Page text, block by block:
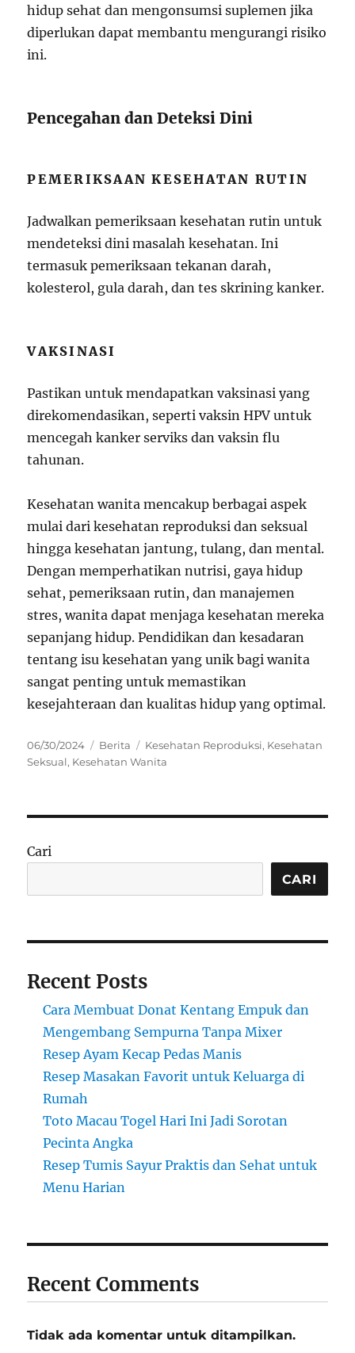
hidup sehat dan mengonsumsi suplemen jika
diperlukan dapat membantu mengurangi risiko
ini.
Pencegahan dan Deteksi Dini
PEMERIKSAAN KESEHATAN RUTIN
Jadwalkan pemeriksaan kesehatan rutin untuk
mendeteksi dini masalah kesehatan. Ini
termasuk pemeriksaan tekanan darah,
kolesterol, gula darah, dan tes skrining kanker.
VAKSINASI
Pastikan untuk mendapatkan vaksinasi yang
direkomendasikan, seperti vaksin HPV untuk
mencegah kanker serviks dan vaksin flu
tahunan.
Kesehatan wanita mencakup berbagai aspek
mulai dari kesehatan reproduksi dan seksual
hingga kesehatan jantung, tulang, dan mental.
Dengan memperhatikan nutrisi, gaya hidup
sehat, pemeriksaan rutin, dan manajemen
stres, wanita dapat menjaga kesehatan mereka
sepanjang hidup. Pendidikan dan kesadaran
tentang isu kesehatan yang unik bagi wanita
sangat penting untuk memastikan
kesejahteraan dan kualitas hidup yang optimal.
Posted
on
06/30/2024 Categories
Berita Tags
Kesehatan Reproduksi, Kesehatan
Seksual, Kesehatan Wanita
Cari
CARI
Recent Posts
Cara Membuat Donat Kentang Empuk dan
Mengembang Sempurna Tanpa Mixer
Resep Ayam Kecap Pedas Manis
Resep Masakan Favorit untuk Keluarga di
Rumah
Toto Macau Togel Hari Ini Jadi Sorotan
Pecinta Angka
Resep Tumis Sayur Praktis dan Sehat untuk
Menu Harian
Recent Comments
Tidak ada komentar untuk ditampilkan.